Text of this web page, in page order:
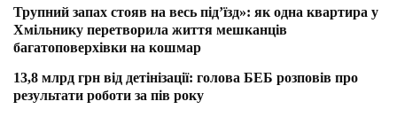
Трупний запах стояв на весь під’їзд»: як одна квартира у
Хмільнику перетворила життя мешканців
багатоповерхівки на кошмар
13,8 млрд грн від детінізації: голова БЕБ розповів про
результати роботи за пів року